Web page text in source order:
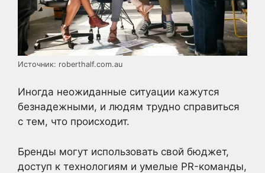
Источник: roberthalf.com.au
Иногда неожиданные ситуации кажутся
безнадежными, и людям трудно справиться
с тем, что происходит.
Бренды могут использовать свой бюджет,
доступ к технологиям и умелые PR-команды,